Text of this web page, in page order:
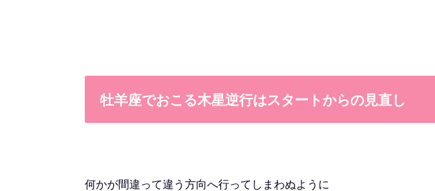
牡羊座でおこる木星逆行はスタートからの見直し
何かが間違って違う方向へ行ってしまわぬように